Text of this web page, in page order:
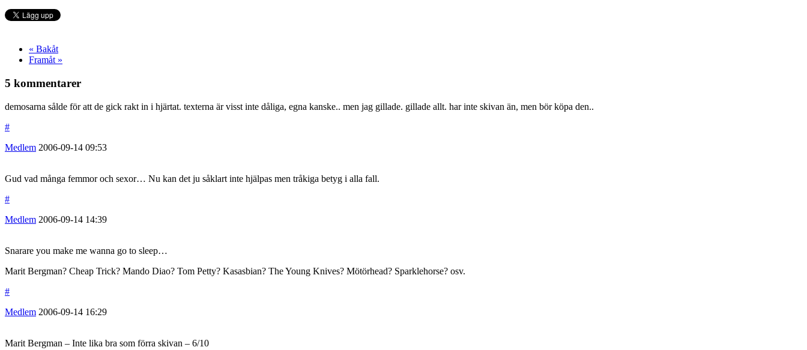
« Bakåt
Framåt »
5 kommentarer
demosarna sålde för att de gick rakt in i hjärtat. texterna är visst inte dåliga, egna kanske.. men jag gillade. gillade allt. har inte skivan än, men bör köpa den..
#
Medlem 2006-09-14 09:53
Gud vad många femmor och sexor… Nu kan det ju såklart inte hjälpas men tråkiga betyg i alla fall.
#
Medlem 2006-09-14 14:39
Snarare you make me wanna go to sleep…
Marit Bergman? Cheap Trick? Mando Diao? Tom Petty? Kasasbian? The Young Knives? Mötörhead? Sparklehorse? osv.
#
Medlem 2006-09-14 16:29
Marit Bergman – Inte lika bra som förra skivan – 6/10